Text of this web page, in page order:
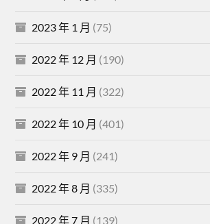
2023 年 1 月 (75)
2022 年 12 月 (190)
2022 年 11 月 (322)
2022 年 10 月 (401)
2022 年 9 月 (241)
2022 年 8 月 (335)
2022 年 7 月 (139)